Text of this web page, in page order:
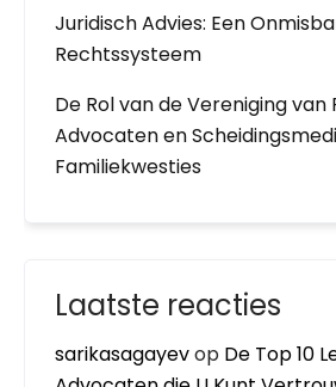
Juridisch Advies: Een
Rechtssysteem
De Rol van de Vereniging
Advocaten en
Familiekwesties
Laatste reacties
sarikasagayevop De Top 10